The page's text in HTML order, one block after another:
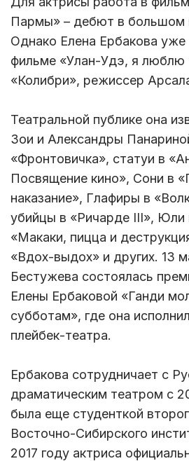
Пармы» – дебют в большом
Однако Елена Ербакова уже
фильме «Улан-Удэ, я люблю
«Колибри», режиссер
Театральной публике она
Зои и Александры
«Фронтовичка», статуи в
Посвящение кино», Сони в
наказание», Глафиры в
убийцы в «Ричарде III», Юли
«Макаки, пицца и
«Вдох-выдох» и других. 13
Бестужева состоялась
Елены Ербаковой «Ганди
субботам», где она
плейбек-театра.
Ербакова сотрудничает с
драматическим театром с
была еще студенткой
Восточно-Cибирского
2017 году актриса